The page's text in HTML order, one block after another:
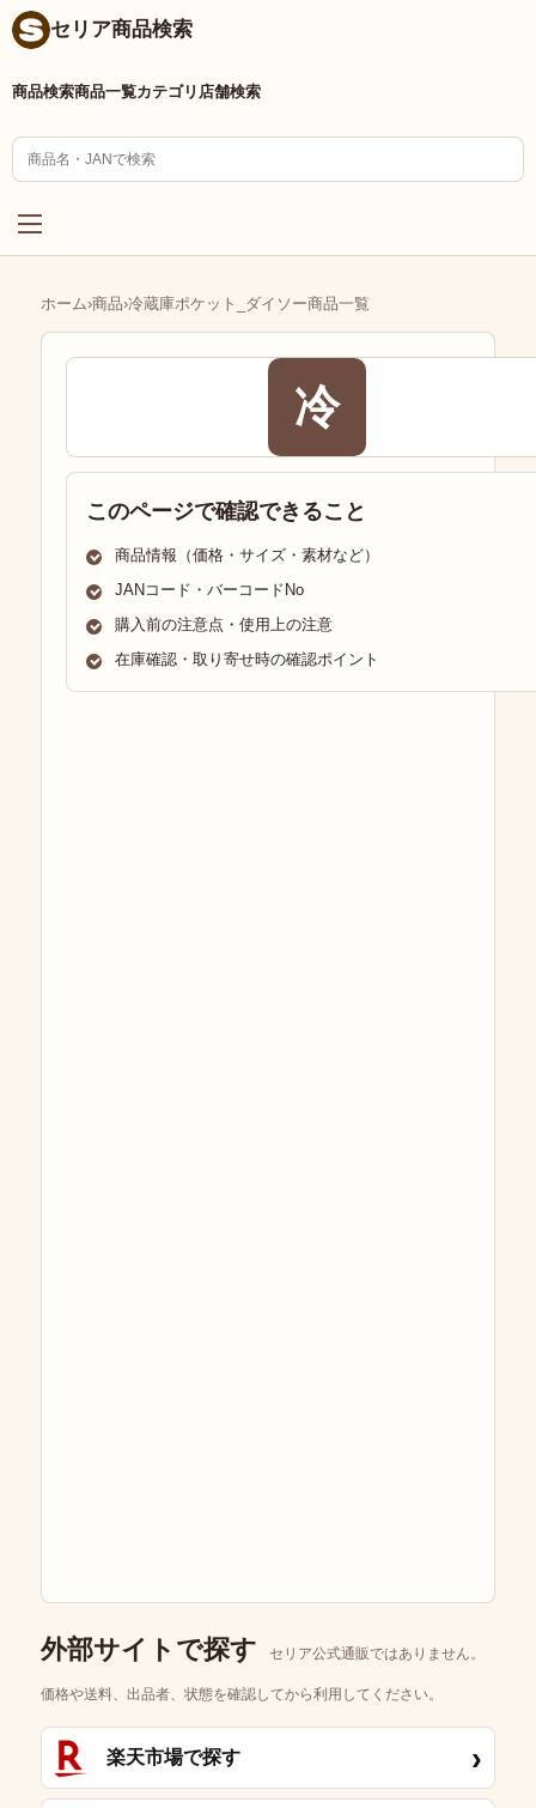
セリア商品検索
商品検索商品一覧カテゴリ 店舗検索
ホーム›商品›冷蔵庫ポケット_ダイソー商品一覧
冷
このページで確認できること
商品情報（価格・サイズ・素材など）
JANコード・バーコードNo
購入前の注意点・使用上の注意
在庫確認・取り寄せ時の確認ポイント
外部サイトで探す セリア公式通販ではありません。
価格や送料、出品者、状態を確認してから利用してください。
楽天市場で探す ›